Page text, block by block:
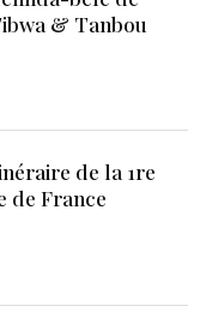
& Tanbou
de la 1re
de France